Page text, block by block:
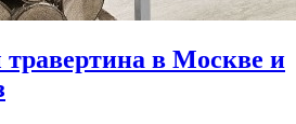
в Москве и